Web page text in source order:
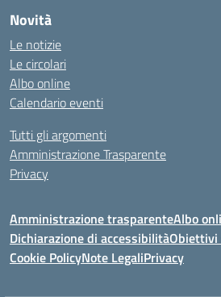
Novità
Le notizie
Le circolari
Albo online
Calendario eventi
Tutti gli argomenti
Amministrazione Trasparente
Privacy
Amministrazione trasparenteAlbo
Dichiarazione di accessibilitàObiettivi
Cookie PolicyNote LegaliPrivacy